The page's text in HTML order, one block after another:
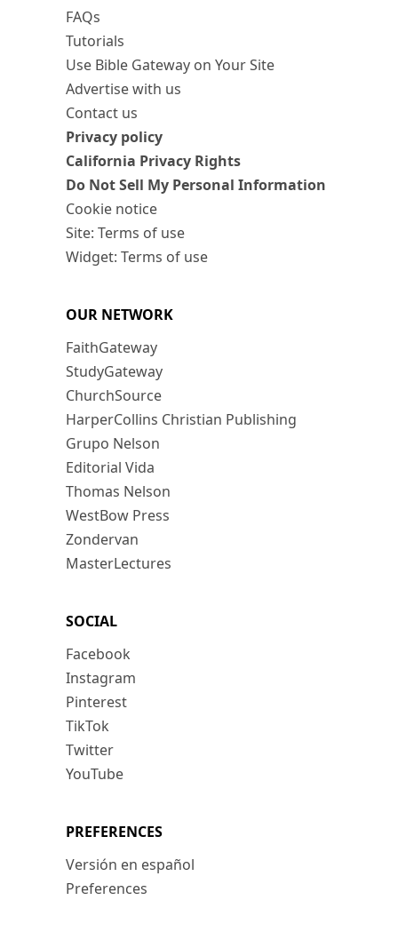
FAQs
Tutorials
Use Bible Gateway on Your Site
Advertise with us
Contact us
Privacy policy
California Privacy Rights
Do Not Sell My Personal Information
Cookie notice
Site: Terms of use
Widget: Terms of use
OUR NETWORK
FaithGateway
StudyGateway
ChurchSource
HarperCollins Christian Publishing
Grupo Nelson
Editorial Vida
Thomas Nelson
WestBow Press
Zondervan
MasterLectures
SOCIAL
Facebook
Instagram
Pinterest
TikTok
Twitter
YouTube
PREFERENCES
Versión en español
Preferences